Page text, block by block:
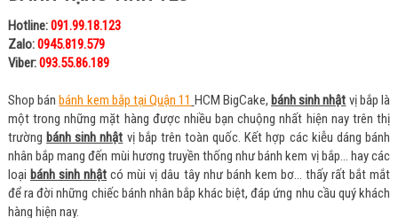
Hotline:091.99.18.123
Zalo:0945.819.579
Viber:093.55.86.189
Shop bánbánh kem bắp tại Quận 11 HCM BigCake, bánh sinh nhật vị bắp là
một trong những mặt hàng được nhiều bạn chuộng nhất hiện nay trên thị
trường bánh sinh nhật vị bắp trên toàn quốc. Kết hợp các kiễu dáng bánh
nhân bắp mang đến mùi hương truyền thống như bánh kem vị bắp… hay các
loại bánh sinh nhật có mùi vị dâu tây như bánh kem bơ… thấy rất bắt mắt
để ra đời những chiếc bánh nhân bắp khác biệt, đáp ứng nhu cầu quý khách
hàng hiện nay.